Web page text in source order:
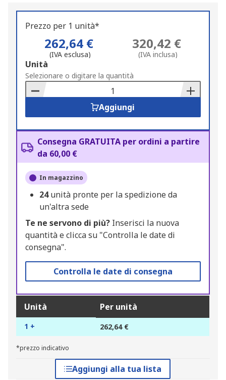
Prezzo per 1 unità*
262,64 €
(IVA esclusa)
320,42 €
(IVA inclusa)
Add
to
Basket
Unità
Selezionare o digitare la quantità
Aggiungi
Consegna GRATUITA per ordini a partire
da 60,00 €
In magazzino
24unità pronte per la spedizione da
un'altra sede
Te ne servono di più? Inserisci la nuova
quantità e clicca su "Controlla le date di
consegna".
Controlla le date di consegna
Unità Per unità
1 + 262,64 €
*prezzo indicativo
Aggiungi alla tua lista